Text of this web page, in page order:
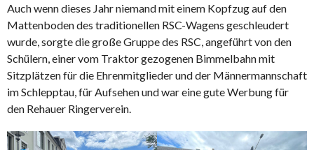
Auch wenn dieses Jahr niemand mit einem Kopfzug auf den
Mattenboden des traditionellen RSC-Wagens geschleudert
wurde, sorgte die große Gruppe des RSC, angeführt von den
Schülern, einer vom Traktor gezogenen Bimmelbahn mit
Sitzplätzen für die Ehrenmitglieder und der Männermannschaft
im Schlepptau, für Aufsehen und war eine gute Werbung für
den Rehauer Ringerverein.